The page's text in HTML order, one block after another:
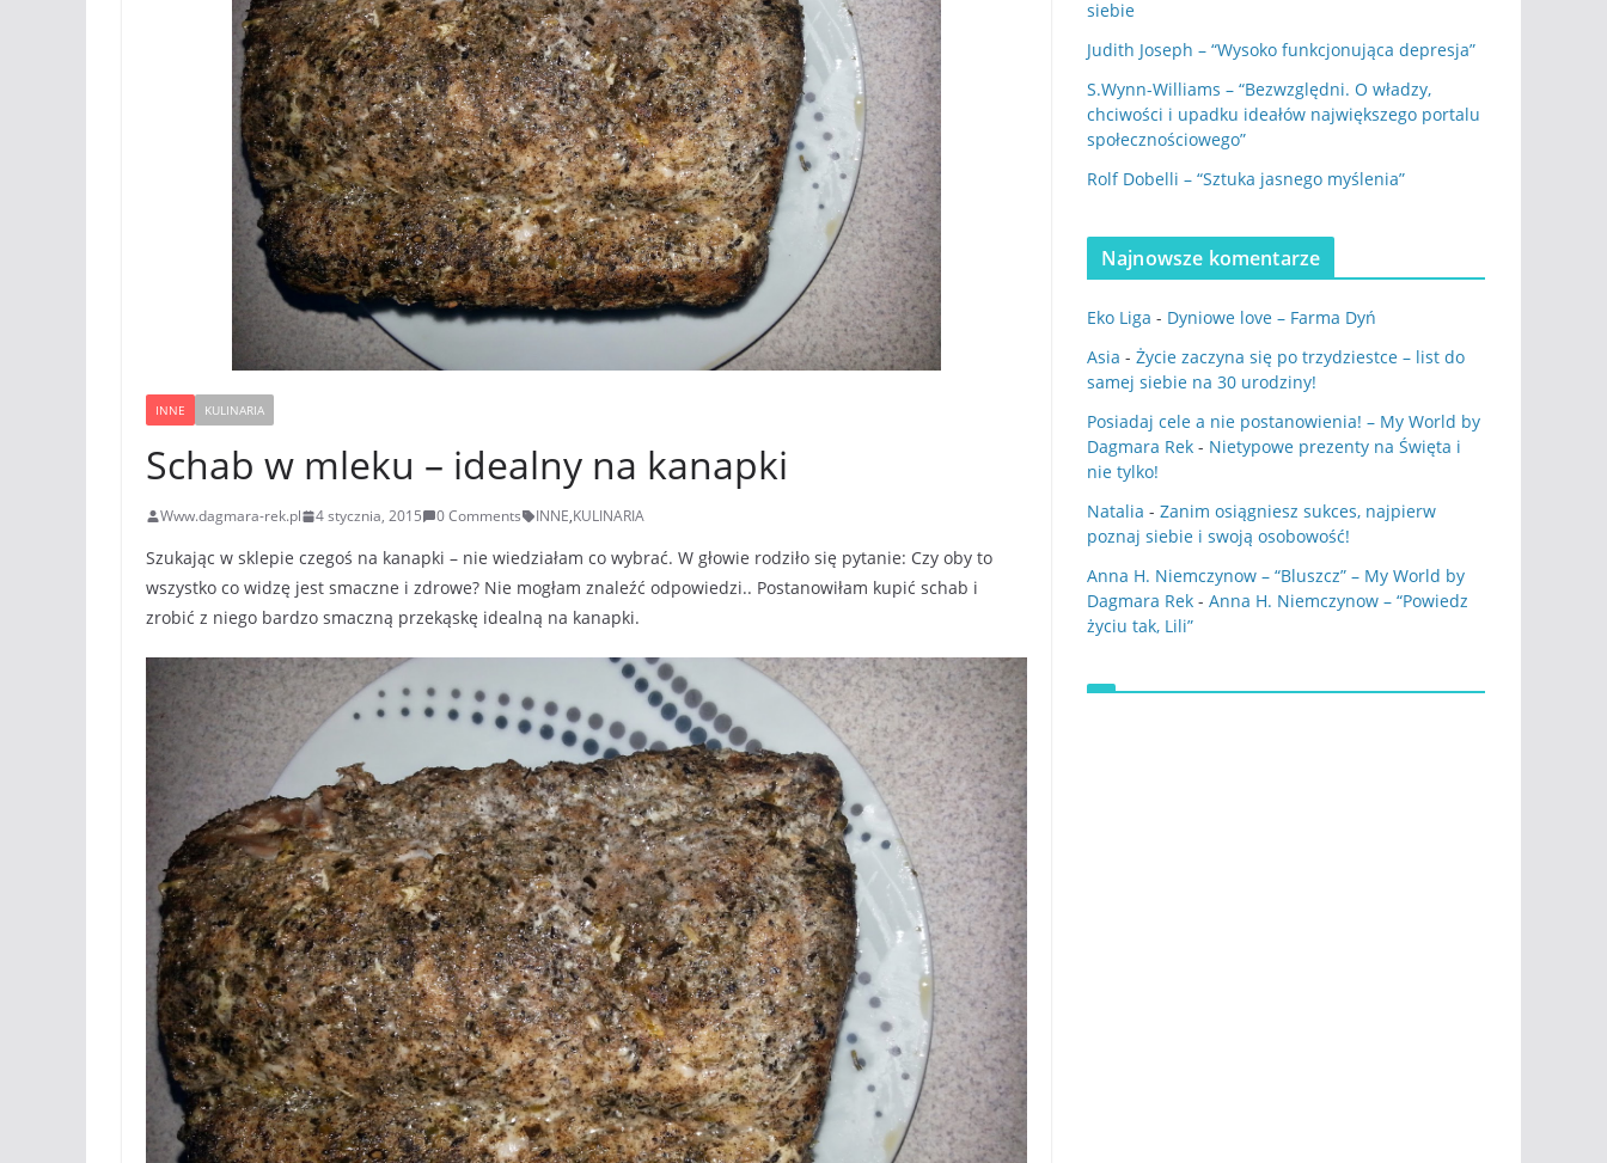
INNE KULINARIA
Schab w mleku – idealny na kanapki
Www.dagmara-rek.pl 4 stycznia, 2015 0 Comments INNE,KULINARIA
Szukając w sklepie czegoś na kanapki – nie wiedziałam co wybrać. W głowie rodziło się pytanie: Czy oby to
wszystko co widzę jest smaczne i zdrowe? Nie mogłam znaleźć odpowiedzi.. Postanowiłam kupić schab i
zrobić z niego bardzo smaczną przekąskę idealną na kanapki.
siebie
Judith Joseph – “Wysoko funkcjonująca depresja”
S.Wynn-Williams – “Bezwzględni. O władzy,
chciwości i upadku ideałów największego portalu
społecznościowego”
Rolf Dobelli – “Sztuka jasnego myślenia”
Najnowsze komentarze
Eko Liga - Dyniowe love – Farma Dyń
Asia - Życie zaczyna się po trzydziestce – list do
samej siebie na 30 urodziny!
Posiadaj cele a nie postanowienia! – My World by
Dagmara Rek - Nietypowe prezenty na Święta i
nie tylko!
Natalia - Zanim osiągniesz sukces, najpierw
poznaj siebie i swoją osobowość!
Anna H. Niemczynow – “Bluszcz” – My World by
Dagmara Rek - Anna H. Niemczynow – “Powiedz
życiu tak, Lili”